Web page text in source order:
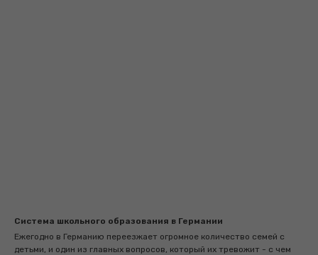
Система школьного образования в Германии
Ежегодно в Германию переезжает огромное количество семей с
детьми, и один из главных вопросов, который их тревожит - с чем